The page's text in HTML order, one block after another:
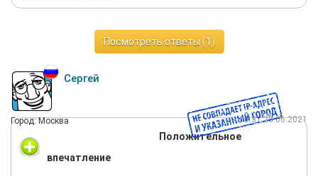
Посмотреть ответы (1)
Сергей
Город: Москва 10:31 28.06.2021
Положительное
впечатление